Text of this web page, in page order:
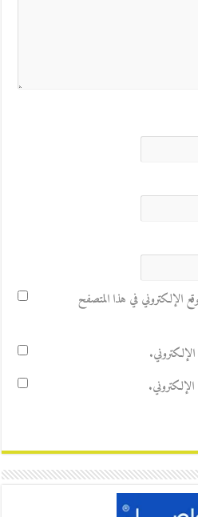
الإلكتروني في هذا المتصفح
الإلكتروني.
الإلكتروني.